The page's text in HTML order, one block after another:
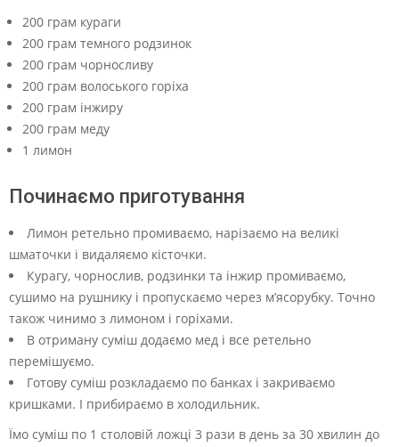
200 грам кураги
200 грам темного родзинок
200 грам чорносливу
200 грам волоського горіха
200 грам інжиру
200 грам меду
1 лимон
Починаємо приготування
Лимон ретельно промиваємо, нарізаємо на великі
шматочки і видаляємо кісточки.
Курагу, чорнослив, родзинки та інжир промиваємо,
сушимо на рушнику і пропускаємо через м’ясорубку. Точно
також чинимо з лимоном і горіхами.
В отриману суміш додаємо мед і все ретельно
перемішуємо.
Готову суміш розкладаємо по банках і закриваємо
кришками. І прибираємо в холодильник.
Їмо суміш по 1 столовій ложці 3 рази в день за 30 хвилин до